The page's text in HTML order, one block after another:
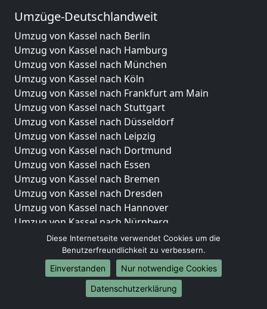
Umzüge-Deutschlandweit
Umzug von Kassel nach Berlin
Umzug von Kassel nach Hamburg
Umzug von Kassel nach München
Umzug von Kassel nach Köln
Umzug von Kassel nach Frankfurt am Main
Umzug von Kassel nach Stuttgart
Umzug von Kassel nach Düsseldorf
Umzug von Kassel nach Leipzig
Umzug von Kassel nach Dortmund
Umzug von Kassel nach Essen
Umzug von Kassel nach Bremen
Umzug von Kassel nach Dresden
Umzug von Kassel nach Hannover
Umzug von Kassel nach Nürnberg
Umzug von Kassel nach Duisburg
Umzug von Kassel nach Bochum
Umzug von Kassel nach Wuppertal
Umzug von Kassel nach Bielefeld
Umzug von Kassel nach Bonn
Diese Internetseite verwendet Cookies um die
Benutzerfreundlichkeit zu verbessern.
Einverstanden
Nur notwendige Cookies
Datenschutzerklärung